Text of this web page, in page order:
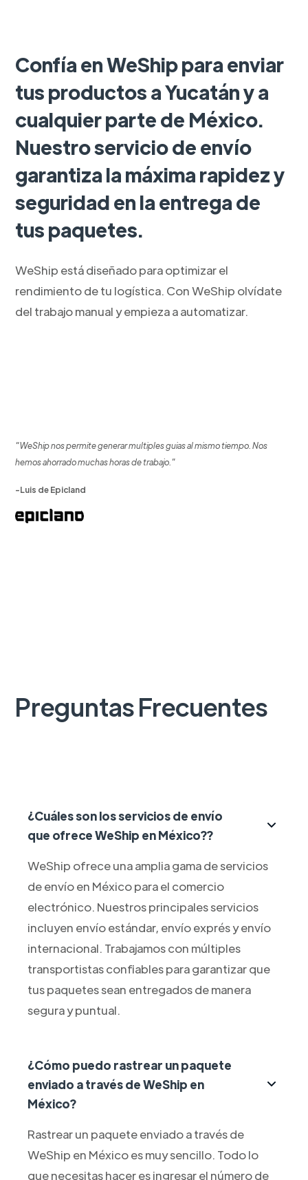
Confía en WeShip para enviar
tus productos a Yucatán y a
cualquier parte de México.
Nuestro servicio de envío
garantiza la máxima rapidez y
seguridad en la entrega de
tus paquetes.
WeShip está diseñado para optimizar el
rendimiento de tu logística. Con WeShip olvídate
del trabajo manual y empieza a automatizar.
"WeShip nos permite generar multiples guias al mismo tiempo. Nos
hemos ahorrado muchas horas de trabajo."
-Luis de Epicland
Preguntas Frecuentes
¿Cuáles son los servicios de envío
que ofrece WeShip en México??
WeShip ofrece una amplia gama de servicios
de envío en México para el comercio
electrónico. Nuestros principales servicios
incluyen envío estándar, envío exprés y envío
internacional. Trabajamos con múltiples
transportistas confiables para garantizar que
tus paquetes sean entregados de manera
segura y puntual.
¿Cómo puedo rastrear un paquete
enviado a través de WeShip en
México?
Rastrear un paquete enviado a través de
WeShip en México es muy sencillo. Todo lo
que necesitas hacer es ingresar el número de